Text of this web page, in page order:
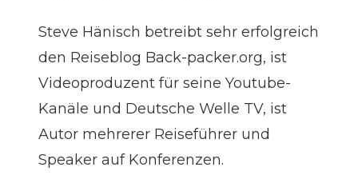
Steve Hänisch betreibt sehr erfolgreich
den Reiseblog Back-packer.org, ist
Videoproduzent für seine Youtube-
Kanäle und Deutsche Welle TV, ist
Autor mehrerer Reiseführer und
Speaker auf Konferenzen.